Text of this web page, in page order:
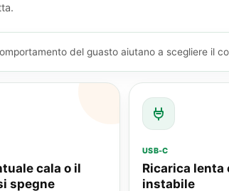
del guasto aiutano a scegliere il
cala o il
spegne
USB-C
Ricarica lenta
instabile